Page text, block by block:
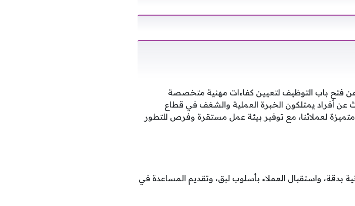
فتح باب التوظيف لتعيين كفاءات مهنية متخصصة
أفراد يمتلكون الخبرة العملية والشغف في قطاع
لعملائنا، مع توفير بيئة عمل مستقرة وفرص للتطور
بدقة، واستقبال العملاء بأسلوب لبق، وتقديم المساعدة في